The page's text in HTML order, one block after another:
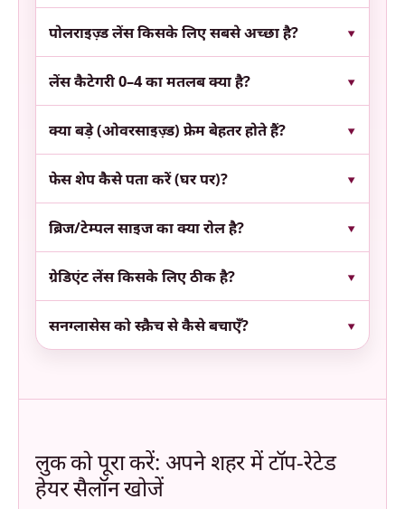
पोलराइज़्ड लेंस किसके लिए सबसे अच्छा है?
लेंस कैटेगरी 0–4 का मतलब क्या है?
क्या बड़े (ओवरसाइज़्ड) फ्रेम बेहतर होते हैं?
फेस शेप कैसे पता करें (घर पर)?
ब्रिज/टेम्पल साइज का क्या रोल है?
ग्रेडिएंट लेंस किसके लिए ठीक है?
सनग्लासेस को स्क्रैच से कैसे बचाएँ?
लुक को पूरा करें: अपने शहर में टॉप-रेटेड
हेयर सैलॉन खोजें